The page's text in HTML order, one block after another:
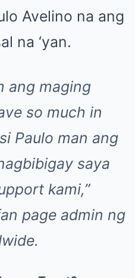
Avelino na ang
na ‘yan.
ang maging
so much in
Paulo man ang
saya
kami,”
page admin ng